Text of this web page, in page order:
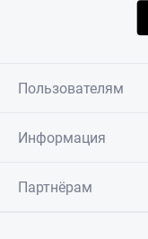
Пользователям
Информация
Партнёрам